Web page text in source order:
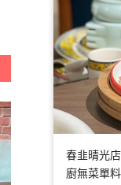
春韭晴光
廚無菜單